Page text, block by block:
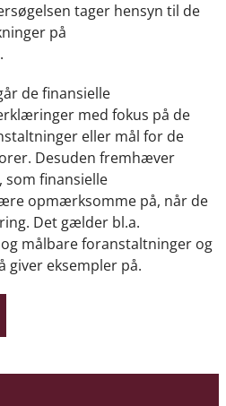
tager hensyn til de
på
de finansielle
med fokus på de
eller mål for de
Desuden fremhæver
finansielle
opmærksomme på, når de
Det gælder bl.a.
målbare foranstaltninger og
giver eksempler på.